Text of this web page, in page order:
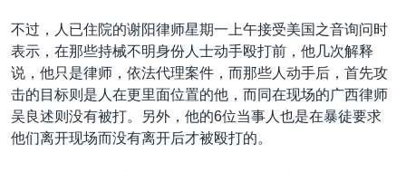
不过，人已住院的谢阳律师星期一上午接受美国之音询问时
表示，在那些持械不明身份人士动手殴打前，他几次解释
说，他只是律师，依法代理案件，而那些人动手后，首先攻
击的目标则是人在更里面位置的他，而同在现场的广西律师
吴良述则没有被打。另外，他的6位当事人也是在暴徒要求
他们离开现场而没有离开后才被殴打的。